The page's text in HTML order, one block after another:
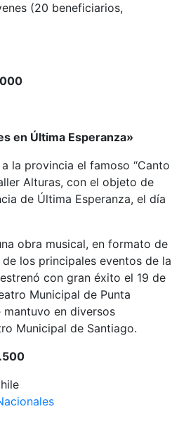
(20 beneficiarios,
en Última Esperanza»
la provincia el famoso “Canto
Alturas, con el objeto de
de Última Esperanza, el día
obra musical, en formato de
los principales eventos de la
con gran éxito el 19 de
Municipal de Punta
mantuvo en diversos
Municipal de Santiago.